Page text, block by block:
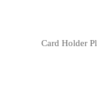
Card Holder